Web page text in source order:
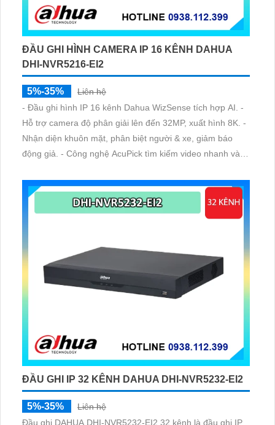
ĐẦU GHI HÌNH CAMERA IP 16 KÊNH DAHUA
DHI-NVR5216-EI2
5%-35%
Liên hệ
- Đầu ghi hình IP 16 kênh Dahua WizSense tích hợp AI. -
Hỗ trợ camera độ phân giải lên đến 32MP, xuất hình 8K. -
Nhận diện khuôn mặt, phân biệt người & xe, giảm báo
động giả. - Công nghệ AcuPick tìm kiếm video nhanh và
hệ thống chuyên nghiệp
ĐẦU GHI IP 32 KÊNH DAHUA DHI-NVR5232-EI2
5%-35%
Liên hệ
Đầu ghi DAHUA DHI-NVR5232-EI2 32 kênh là đầu ghi IP